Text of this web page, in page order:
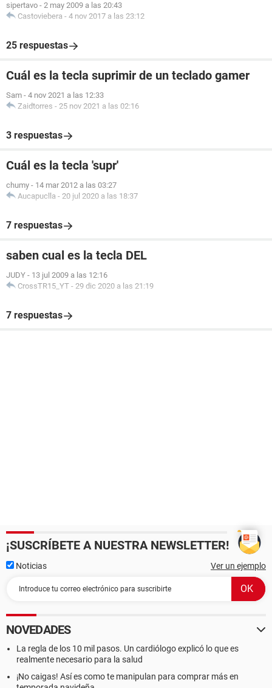
sipertavo - 2 may 2009 a las 20:43
Castoviebera - 4 nov 2017 a las 23:12
25 respuestas
Cuál es la tecla suprimir de un teclado gamer
Sam - 4 nov 2021 a las 12:33
Zaidtorres - 25 nov 2021 a las 02:16
3 respuestas
Cuál es la tecla 'supr'
chumy - 14 mar 2012 a las 03:27
Aucapuclla - 20 jul 2020 a las 18:37
7 respuestas
saben cual es la tecla DEL
JUDY - 13 jul 2009 a las 12:16
CrossTR15_YT - 29 dic 2020 a las 21:19
7 respuestas
¡SUSCRÍBETE A NUESTRA NEWSLETTER!
Noticias Ver un ejemplo
NOVEDADES
La regla de los 10 mil pasos. Un cardiólogo explicó lo que es
realmente necesario para la salud
¡No caigas! Así es como te manipulan para comprar más en